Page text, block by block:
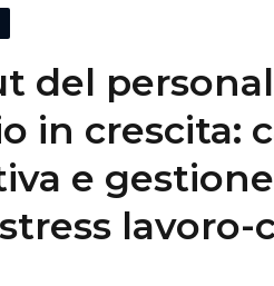
del
in crescita:
e
lavoro-